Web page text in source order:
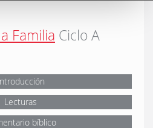
Familia Ciclo A
Lecturas
bíblico